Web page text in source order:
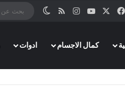
فيسبوك ‫YouTubeانستقرامملخص الموقع RSS
الوضع المظلم
كمال الاجسام ادوات